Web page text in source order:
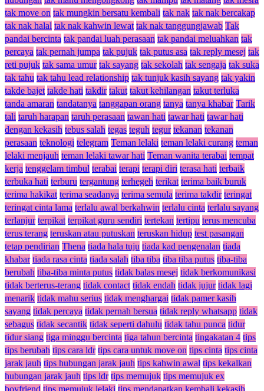
tak move on tak mungkin bersatu kembali tak nak tak nak bercakap
tak nak halal tak nak kahwin lewat tak nak tanggungjawab Tak
pandai bercinta tak pandai luah perasaan tak pandai meluahkan tak
percaya tak pernah jumpa tak pujuk tak putus asa tak reply mesej tak
reti pujuk tak sama umur tak sayang tak sekolah tak sengaja tak suka
tak tahu tak tahu lead relationship tak tunjuk kasih sayang tak yakin
takde bajet takde hati takdir takut takut kehilangan takut terluka
tanda amaran tandatanya tanggapan orang tanya tanya khabar Tarik
tali taruh harapan taruh perasaan tawan hati tawar hati tawar hati
dengan kekasih tebus salah tegas teguh tegur tekanan tekanan
perasaan teknologi telegram Teman lelaki teman lelaki curang teman
lelaki menjauh teman lelaki tawar hati Teman wanita terabai tempat
kerja tenggelam timbul terabai terapi terapi diri terasa hati terbaik
terbuka hati terburu tergantung terhegeh terikat terima baik buruk
terima hakikat terima seadanya terima semula terima takdir teringat
teringat cinta lama terlalu awal berkahwin terlalu cinta terlalu sayang
terlanjur terpikat terpikat guru sendiri tertekan tertipu terus mencuba
terus terang teruskan atau putuskan teruskan hidup test pasangan
tetap pendirian Thena tiada hala tuju tiada kad pengenalan tiada
khabar tiada rasa cinta tiada salah tiba tiba tiba tiba putus tiba-tiba
berubah tiba-tiba minta putus tidak balas mesej tidak berkomunikasi
tidak berterus-terang tidak contact tidak endah tidak jujur tidak lagi
menarik tidak mahu serius tidak menghargai tidak pamer kasih
sayang tidak percaya tidak pernah bersua tidak reply whatsapp tidak
sebagus tidak secantik tidak seperti dahulu tidak tahu punca tidur
tidur siang tiga minggu bercinta tiga tahun bercinta tingakatan 4 tips
tips berubah tips cara ldr tips cara untuk move on tips cinta tips cinta
jarak jauh tips hubungan jarak jauh tips kahwin awal tips kekalkan
hubungan jarak jauh tips ldr tips memujuk tips memujuk ex
boyfriend tips memujuk lelaki tips mendapatkan kembali kekasih